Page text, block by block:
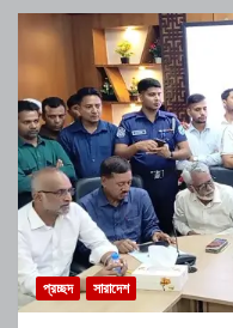
প্রচ্ছদ সারাদেশ